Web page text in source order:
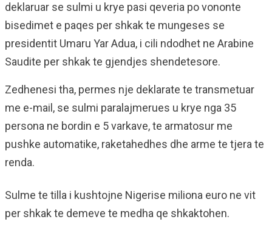
deklaruar se sulmi u krye pasi qeveria po vononte
bisedimet e paqes per shkak te mungeses se
presidentit Umaru Yar Adua, i cili ndodhet ne Arabine
Saudite per shkak te gjendjes shendetesore.
Zedhenesi tha, permes nje deklarate te transmetuar
me e-mail, se sulmi paralajmerues u krye nga 35
persona ne bordin e 5 varkave, te armatosur me
pushke automatike, raketahedhes dhe arme te tjera te
renda.
Sulme te tilla i kushtojne Nigerise miliona euro ne vit
per shkak te demeve te medha qe shkaktohen.